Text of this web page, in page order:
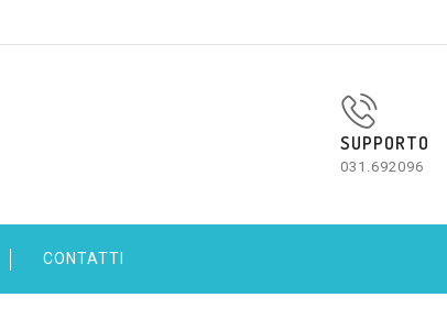
SUPPORTO
031.692096
CONTATTI